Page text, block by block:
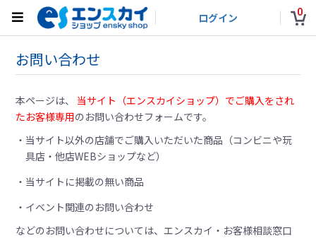
ログイン 0
お問い合わせ
本ページは、 当サイト（エンスカイショップ）でご購入をされ
たお客様専用のお問い合わせフォームです。
当サイト以外の店舗でご購入いただいた商品（コンビニや玩
具店・他店WEBショップなど）
当サイトに掲載の無い商品
イベント関連のお問い合わせ
などのお問い合わせについては、エンスカイ・お客様相談窓口